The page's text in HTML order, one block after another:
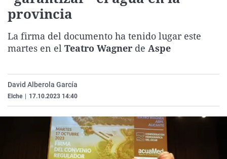
Como el perro y el
Equipo de
La Rioja
Elecciones
provincia
La firma del documento ha tenido lugar este
martes en el Teatro Wagner de Aspe
David Alberola García
Elche 17.10.2023 14:40